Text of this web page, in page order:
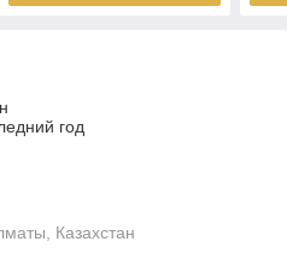
год
Казахстан